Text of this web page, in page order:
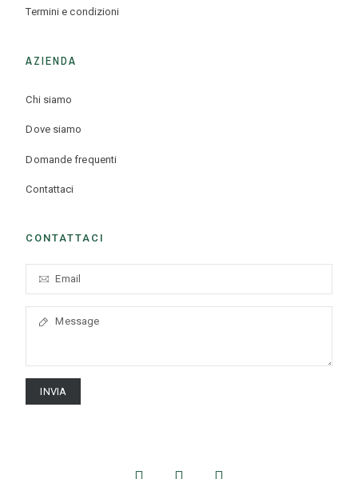
Termini e condizioni
AZIENDA
Chi siamo
Dove siamo
Domande frequenti
Contattaci
CONTATTACI
INVIA